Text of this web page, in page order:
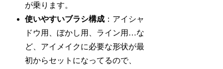
が乗ります。
使いやすいブラシ構成 ：アイシャ
ドウ用、ぼかし用、ライン用…な
ど、アイメイクに必要な形状が最
初からセットになってるので、